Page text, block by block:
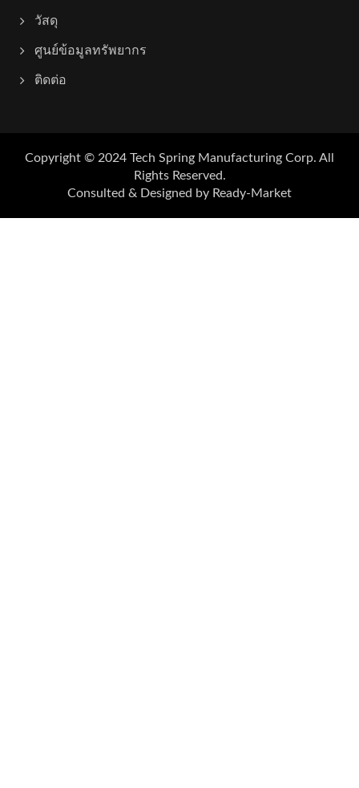
วัสดุ
ศูนย์ข้อมูลทรัพยากร
ติดต่อ
Copyright © 2024 Tech Spring Manufacturing Corp. All
Rights Reserved.
Consulted & Designed by Ready-Market